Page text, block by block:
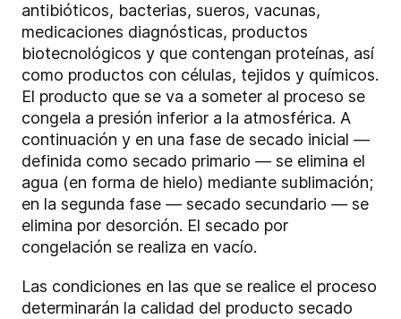
antibióticos, bacterias, sueros, vacunas,
medicaciones diagnósticas, productos
biotecnológicos y que contengan proteínas, así
como productos con células, tejidos y químicos.
El producto que se va a someter al proceso se
congela a presión inferior a la atmosférica. A
continuación y en una fase de secado inicial —
definida como secado primario —se elimina el
agua (en forma de hielo) mediante sublimación;
en la segunda fase —secado secundario —se
elimina por desorción. El secado por
congelación se realiza en vacío.
Las condiciones en las que se realice el proceso
determinarán la calidad del producto secado